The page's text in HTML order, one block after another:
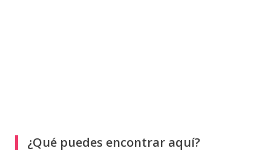
¿Qué puedes encontrar aquí?